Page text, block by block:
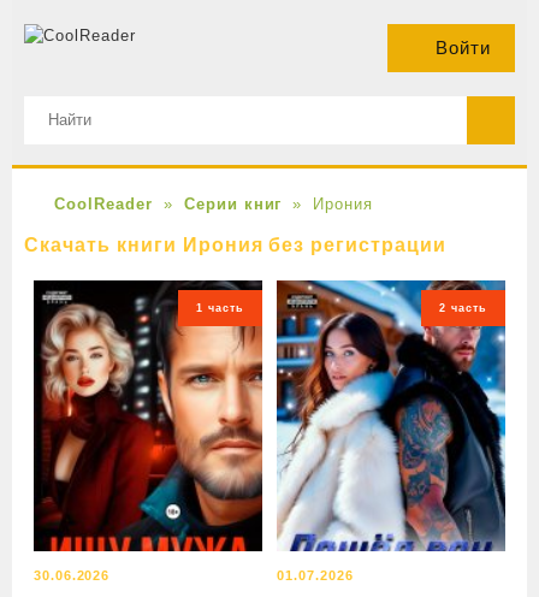
Войти
CoolReader Серии книг Ирония
Скачать книги Ирония без регистрации
1 часть
30.06.2026
2 часть
01.07.2026